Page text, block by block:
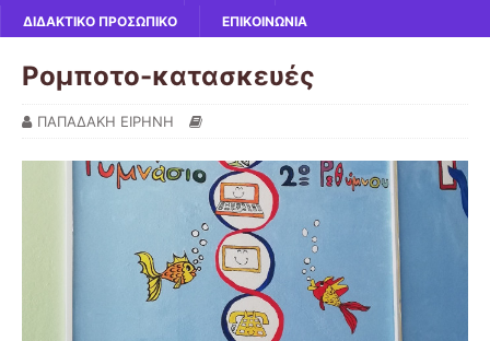
ΔΙΔΑΚΤΙΚΟ ΠΡΟΣΩΠΙΚΟ
ΕΠΙΚΟΙΝΩΝΙΑ
Ρομποτο-κατασκευές
ΠΑΠΑΔΑΚΗ ΕΙΡΗΝΗ